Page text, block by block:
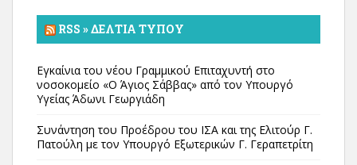
RSS » ΔΕΛΤΊΑ ΤΎΠΟΥ
Εγκαίνια του νέου Γραμμικού Επιταχυντή στο
νοσοκομείο «Ο Άγιος Σάββας» από τον Υπουργό
Υγείας Άδωνι Γεωργιάδη
Συνάντηση του Προέδρου του ΙΣΑ και της Ελιτούρ Γ.
Πατούλη με τον Υπουργό Εξωτερικών Γ. Γεραπετρίτη